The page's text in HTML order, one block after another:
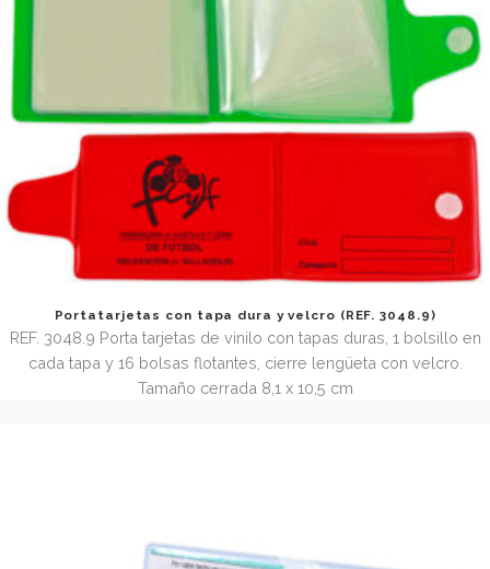
Portatarjetas con 10 bolsas (REF. 3068)